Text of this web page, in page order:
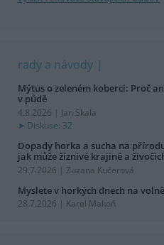
rady a návody
Mýtus o zeleném koberci: Proč
v půdě
4.8.2026 | Jan Skala
Diskuse: 32
Dopady horka a sucha na
jak může žíznivé krajině a
29.7.2026 | Zuzana Kučerová
Myslete v horkých dnech na
28.7.2026 | Karel Makoň